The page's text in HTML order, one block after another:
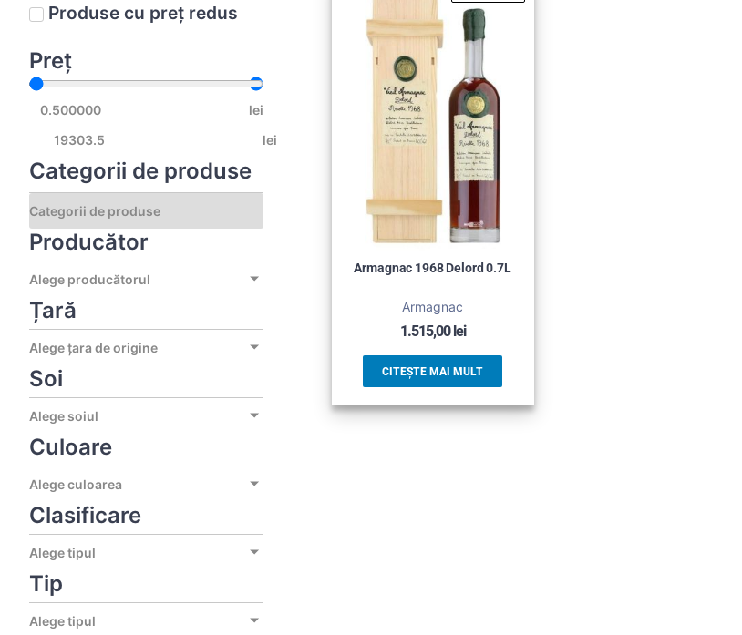
Produse cu preț redus
Preț
lei
lei
Categorii de produse
Producător
Alege producătorul
Țară
Alege țara de origine
Soi
Alege soiul
Culoare
Alege culoarea
Clasificare
Alege tipul
Tip
Alege tipul
Armagnac 1968 Delord 0.7L
Armagnac
1.515,00lei
CITEȘTE MAI MULT